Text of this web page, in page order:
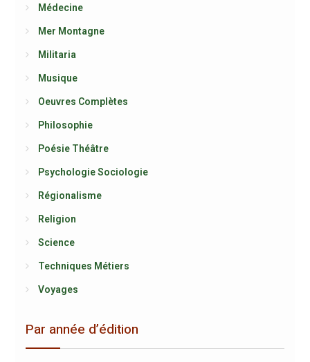
Médecine
Mer Montagne
Militaria
Musique
Oeuvres Complètes
Philosophie
Poésie Théâtre
Psychologie Sociologie
Régionalisme
Religion
Science
Techniques Métiers
Voyages
Par année d’édition